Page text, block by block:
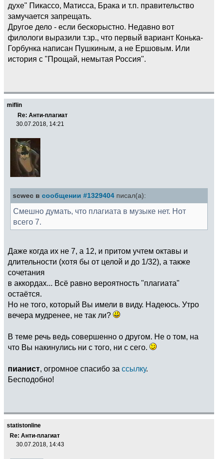
духе" Пикассо, Матисса, Брака и т.п. правительство
замучается запрещать.
Другое дело - если бескорыстно. Недавно вот
филологи выразили т.зр., что первый вариант Конька-
Горбунка написан Пушкиным, а не Ершовым. Или
история с "Прощай, немытая Россия".
miflin
Re: Анти-плагиат
30.07.2018, 14:21
scwec в сообщении #1329404 писал(а):
Смешно думать, что плагиата в музыке нет. Нот
всего 7.
Даже когда их не 7, а 12, и притом учтем октавы и
длительности (хотя бы от целой и до 1/32), а также
сочетания
в аккордах... Всё равно вероятность "плагиата"
остаётся.
Но не того, который Вы имели в виду. Надеюсь. Утро
вечера мудренее, не так ли?
В теме речь ведь совершенно о другом. Не о том, на
что Вы накинулись ни с того, ни с сего.
пианист, огромное спасибо за ссылку.
Бесподобно!
statistonline
Re: Анти-плагиат
30.07.2018, 14:43